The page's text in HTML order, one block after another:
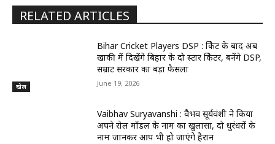
RELATED ARTICLES
खेल
Bihar Cricket Players DSP : क्रिकेट के बाद अब
खाकी में दिखेंगे बिहार के दो स्टार क्रिकेटर, बनेंगे DSP,
सम्राट सरकार का बड़ा फैसला
June 19, 2026
Vaibhav Suryavanshi : वैभव सूर्यवंशी ने किया
अपने रोल मॉडल के नाम का खुलासा, दो धुरंधरों के
नाम जानकर आप भी हो जाएंगे हैरान